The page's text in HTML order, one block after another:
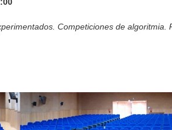
Competiciones de algoritmia.